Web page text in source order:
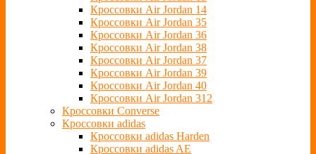
Кроссовки Air Jordan 14
Кроссовки Air Jordan 35
Кроссовки Air Jordan 36
Кроссовки Air Jordan 38
Кроссовки Air Jordan 37
Кроссовки Air Jordan 39
Кроссовки Air Jordan 40
Кроссовки Air Jordan 312
Кроссовки Converse
Кроссовки adidas
Кроссовки adidas Harden
Кроссовки adidas AE